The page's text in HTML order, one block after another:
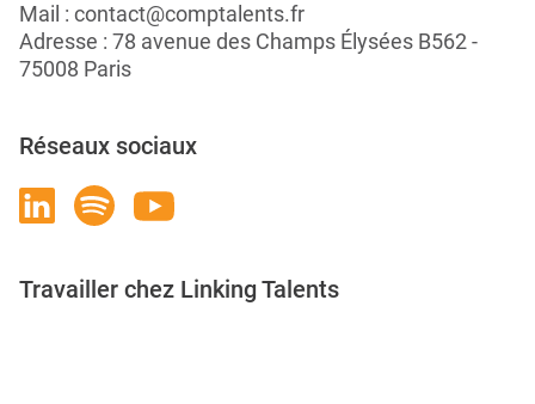
Mail : contact@comptalents.fr
Adresse : 78 avenue des Champs Élysées B562 -
75008 Paris
Réseaux sociaux
Travailler chez Linking Talents